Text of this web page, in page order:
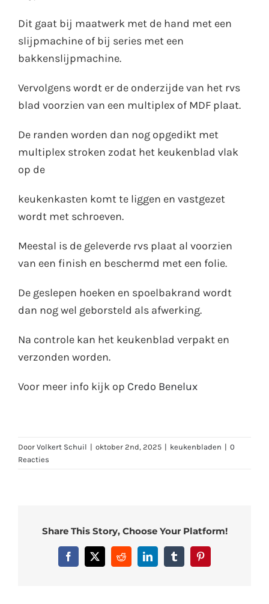
Dit gaat bij maatwerk met de hand met een
slijpmachine of bij series met een
bakkenslijpmachine.
Vervolgens wordt er de onderzijde van het rvs
blad voorzien van een multiplex of MDF plaat.
De randen worden dan nog opgedikt met
multiplex stroken zodat het keukenblad vlak
op de
keukenkasten komt te liggen en vastgezet
wordt met schroeven.
Meestal is de geleverde rvs plaat al voorzien
van een finish en beschermd met een folie.
De geslepen hoeken en spoelbakrand wordt
dan nog wel geborsteld als afwerking.
Na controle kan het keukenblad verpakt en
verzonden worden.
Voor meer info kijk op Credo Benelux
Door Volkert Schuil | oktober 2nd, 2025 | keukenbladen | 0
Reacties
Share This Story, Choose Your Platform!
Facebook
X RedditLinkedInTumblrPinterest